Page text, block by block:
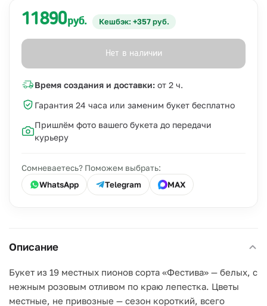
11890руб. Кешбэк: +357 руб.
Нет в наличии
Время создания и доставки: от 2 ч.
Гарантия 24 часа или заменим букет бесплатно
Пришлём фото вашего букета до передачи
курьеру
Сомневаетесь? Поможем выбрать:
WhatsApp
Telegram MAX
Описание
Букет из 19 местных пионов сорта «Фестива» — белых, с
нежным розовым отливом по краю лепестка. Цветы
местные, не привозные — сезон короткий, всего